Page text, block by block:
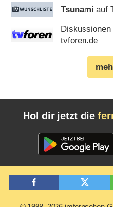
Tsunami auf
Diskussionen
tvforen.de
Hol dir jetzt die